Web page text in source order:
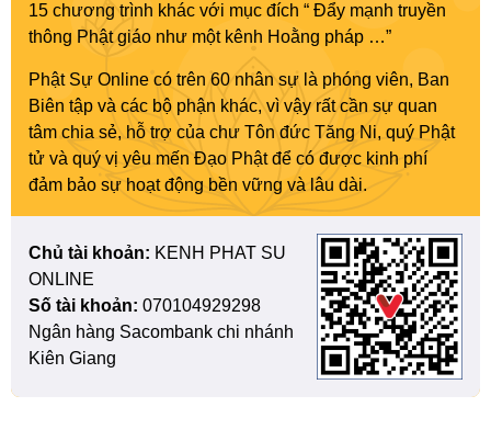
15 chương trình khác với mục đích “ Đẩy mạnh truyền
thông Phật giáo như một kênh Hoằng pháp …”
Phật Sự Online có trên 60 nhân sự là phóng viên, Ban
Biên tập và các bộ phận khác, vì vậy rất cần sự quan
tâm chia sẻ, hỗ trợ của chư Tôn đức Tăng Ni, quý Phật
tử và quý vị yêu mến Đạo Phật để có được kinh phí
đảm bảo sự hoạt động bền vững và lâu dài.
Chủ tài khoản: KENH PHAT SU
ONLINE
Số tài khoản: 070104929298
Ngân hàng Sacombank chi nhánh
Kiên Giang